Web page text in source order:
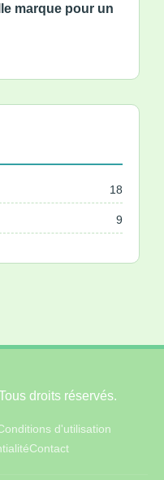
marque pour un
18
9
droits réservés.
d'utilisation
Contact